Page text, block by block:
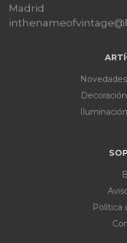
Madrid
Novedades
Decoración
Iluminación
Política